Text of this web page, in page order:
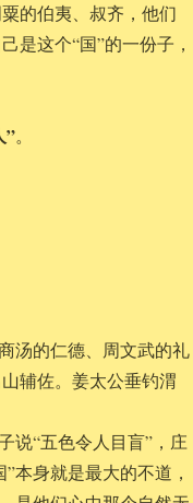
的伯夷、叔齐，他们
是这个“国”的一份子，
”。
汤的仁德、周文武的礼
辅佐。姜太公垂钓渭
说“五色令人目盲”，庄
本身就是最大的不道，